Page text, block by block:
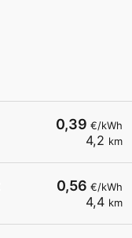
0,39 €/kWh
4,2 km
0,56 €/kWh
4,4 km